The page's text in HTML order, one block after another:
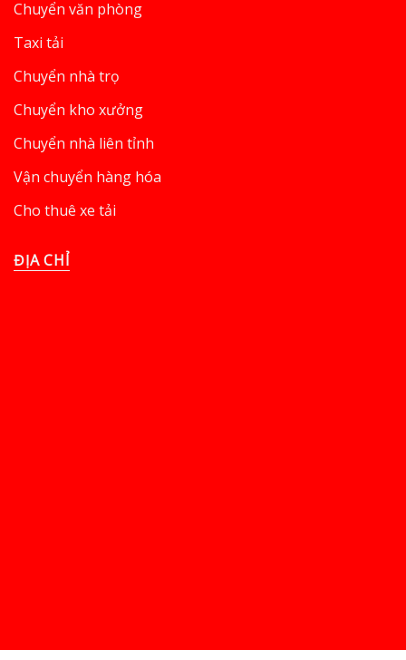
Chuyển văn phòng
Taxi tải
Chuyển nhà trọ
Chuyển kho xưởng
Chuyển nhà liên tỉnh
Vận chuyển hàng hóa
Cho thuê xe tải
ĐỊA CHỈ